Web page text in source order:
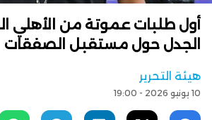
أول طلبات عموتة من الأهلي
الجدل حول مستقبل الصفقات
هيئة التحرير
10 يونيو 2026 - 19:00